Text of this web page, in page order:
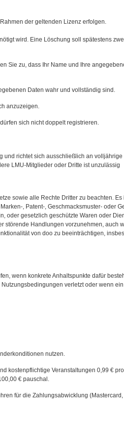
der geltenden Lizenz erfolgen.
wird. Eine Löschung soll spätestens
Sie zu, dass Ihr Name und Ihre
Daten wahr und vollständig sind.
anzuzeigen.
sich nicht doppelt registrieren.
und richtet sich ausschließlich an
LMU-Mitglieder oder Dritte ist unzulässig
sowie alle Rechte Dritter zu beachten. Es
, Patent-, Geschmacksmuster- oder
oder gesetzlich geschützte Waren oder
störende Handlungen vorzunehmen, auch
von doo zu beeinträchtigen,
wenn konkrete Anhaltspunkte dafür
verletzt oder wenn
nutzen.
kostenpflichtige Veranstaltungen 0,99 €
€ pauschal.
für die Zahlungsabwicklung